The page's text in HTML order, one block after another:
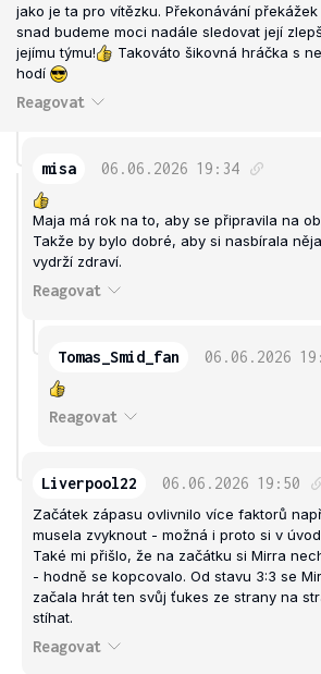
jako je ta pro vítězku. Překonávání
snad budeme moci nadále sledovat její
jejímu týmu!
Takováto šikovná hráčka s
hodí
Reagovat
misa 06.06.2026 19:34
Maja má rok na to, aby se připravila na
Takže by bylo dobré, aby si nasbírala
vydrží zdraví.
Reagovat
Tomas_Smid_fan 06.06.2026
Reagovat
Liverpool22 06.06.2026 19:50
Začátek zápasu ovlivnilo více faktorů
musela zvyknout - možná i proto si v
Také mi přišlo, že na začátku si Mirra
- hodně se kopcovalo. Od stavu 3:3 se
začala hrát ten svůj ťukes ze strany na
stíhat.
Reagovat